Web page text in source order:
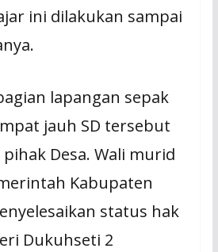
ini dilakukan sampai
lapangan sepak
jauh SD tersebut
pihak Desa. Wali murid
Kabupaten
status hak
Dukuhseti 2